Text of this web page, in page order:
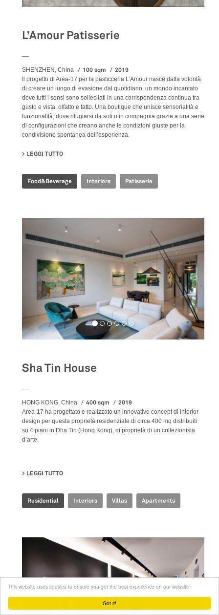
Got it!
This website uses cookies to ensure you get the best experience on our website
L’Amour Patisserie
SHENZHEN, China 100 sqm 2019
Il progetto di Area-17 per la pasticceria L’Amour nasce dalla volontà
di creare un luogo di evasione dal quotidiano, un mondo incantato
dove tutti i sensi sono sollecitati in una corrispondenza continua tra
gusto e vista, olfatto e tatto. Una boutique che unisce sensorialità e
funzionalità, dove rifugiarsi da soli o in compagnia grazie a una serie
di configurazioni che creano anche le condizioni giuste per la
condivisione spontanea dell’esperienza.
LEGGI TUTTO
Food&Beverage Interiors Patisserie
Sha Tin House
HONG KONG, China 400 sqm 2019
Area-17 ha progettato e realizzato un innovativo concept di interior
design per questa proprietà residenziale di circa 400 mq distribuiti
su 4 piani in Dha Tin (Hong Kong), di proprietà di un collezionista
d’arte.
LEGGI TUTTO
Residential Interiors Villas Apartments